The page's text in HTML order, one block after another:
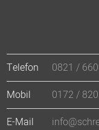
Telefon
0821 /
Mobil
0172 /
E-Mail